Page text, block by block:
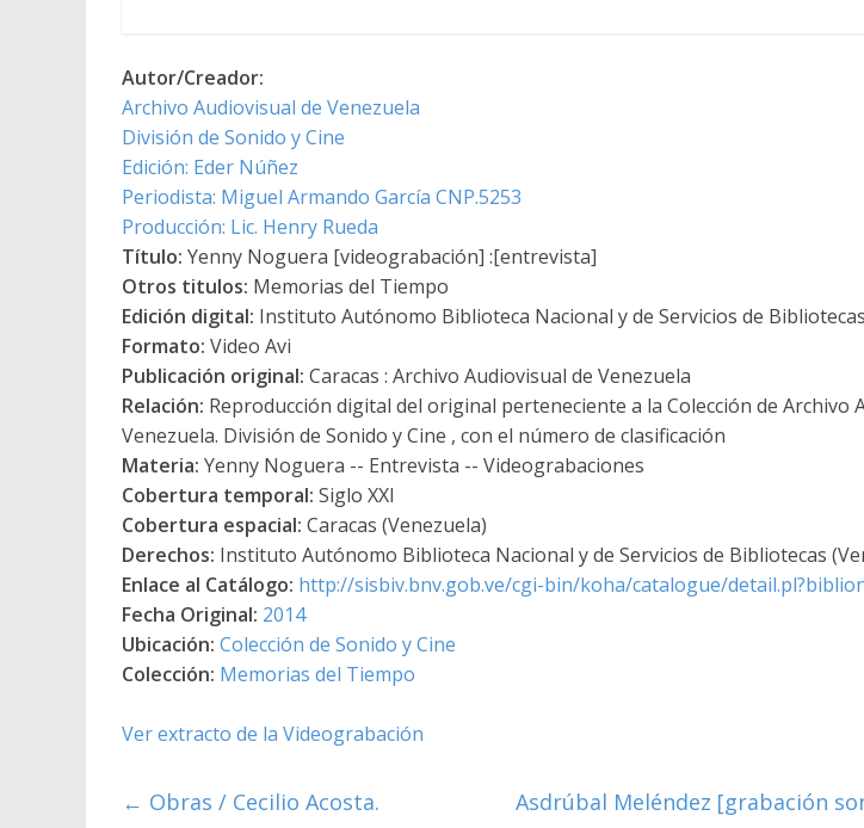
Autor/Creador:
Archivo Audiovisual de Venezuela
División de Sonido y Cine
Edición: Eder Núñez
Periodista: Miguel Armando García CNP.5253
Producción: Lic. Henry Rueda
Título: Yenny Noguera [videograbación] :[entrevista]
Otros titulos: Memorias del Tiempo
Edición digital: Instituto Autónomo Biblioteca Nacional y de Servicios de Bibliotecas
Formato: Video Avi
Publicación original: Caracas : Archivo Audiovisual de Venezuela
Relación: Reproducción digital del original perteneciente a la Colección de Archivo
Venezuela. División de Sonido y Cine , con el número de clasificación
Materia: Yenny Noguera -- Entrevista -- Videograbaciones
Cobertura temporal: Siglo XXI
Cobertura espacial: Caracas (Venezuela)
Derechos: Instituto Autónomo Biblioteca Nacional y de Servicios de Bibliotecas
Enlace al Catálogo: http://sisbiv.bnv.gob.ve/cgi-bin/koha/catalogue/
Fecha Original: 2014
Ubicación: Colección de Sonido y Cine
Colección: Memorias del Tiempo
Ver extracto de la Videograbación
← Obras / Cecilio Acosta. Asdrúbal Meléndez [grabación